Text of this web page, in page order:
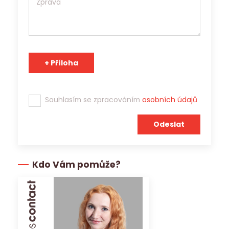
Tým Jobs Contact se těší na spolupráci s Vámi!
Souhlasím se zpracováním osobních údajů
Kdo Vám pomůže?